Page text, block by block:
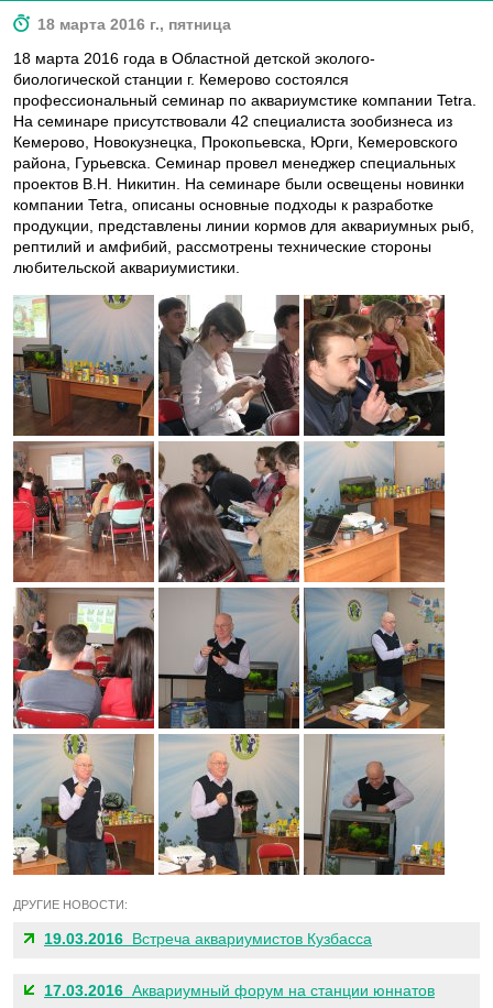
18 марта 2016 г., пятница
18 марта 2016 года в Областной детской эколого-
биологической станции г. Кемерово состоялся
профессиональный семинар по аквариумстике компании Tetra.
На семинаре присутствовали 42 специалиста зообизнеса из
Кемерово, Новокузнецка, Прокопьевска, Юрги, Кемеровского
района, Гурьевска. Семинар провел менеджер специальных
проектов В.Н. Никитин. На семинаре были освещены новинки
компании Tetra, описаны основные подходы к разработке
продукции, представлены линии кормов для аквариумных рыб,
рептилий и амфибий, рассмотрены технические стороны
любительской аквариумистики.
ДРУГИЕ НОВОСТИ:
19.03.2016 Встреча аквариумистов Кузбасса
17.03.2016 Аквариумный форум на станции юннатов